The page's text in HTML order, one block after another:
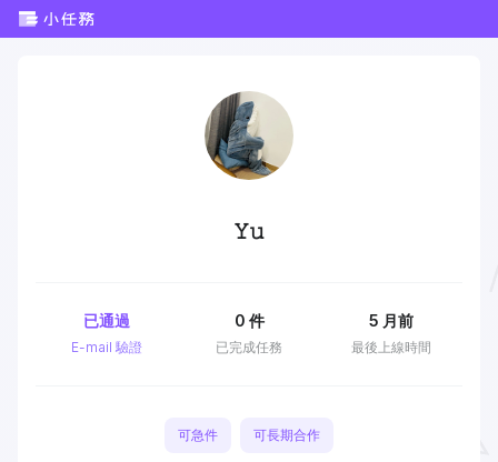
𝚈𝚞
E-mail 驗證
已通過
已完成任務
0 件
最後上線時間
5 月前
可急件 可長期合作